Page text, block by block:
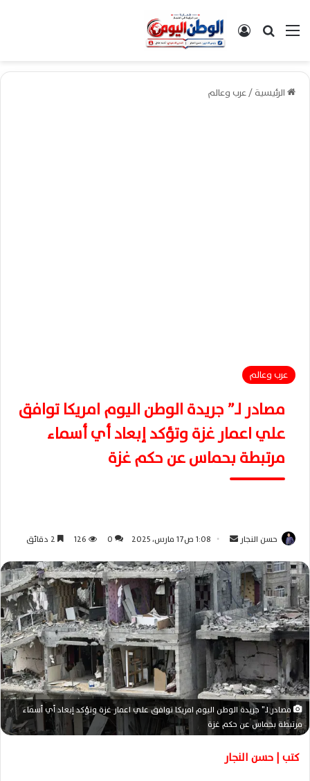
القائمةبحث عن تسجيل الدخول
الرئيسية/عرب وعالم
عرب وعالم
مصادر لـ” جريدة الوطن اليوم امريكا توافق
علي اعمار غزة وتؤكد إبعاد أي أسماء
مرتبطة بحماس عن حكم غزة
حسن النجار
س
ل
ب
ر
ي
د
ا
إ
ل
ك
ت
ر
1:08 ص17 مارس، 2025 0
126
مصادر لـ" جريدة الوطن اليوم امريكا توافق علي اعمار غزة وتؤكد إبعاد أي أسماء
مرتبطة بحماس عن حكم غزة
كتب | حسن النجار